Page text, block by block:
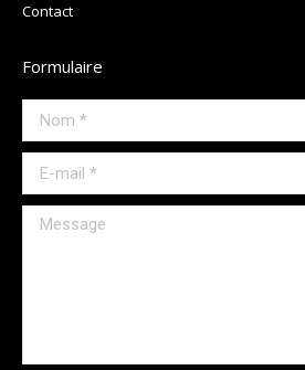
Contact
Formulaire
Nom *
E-mail *
Message